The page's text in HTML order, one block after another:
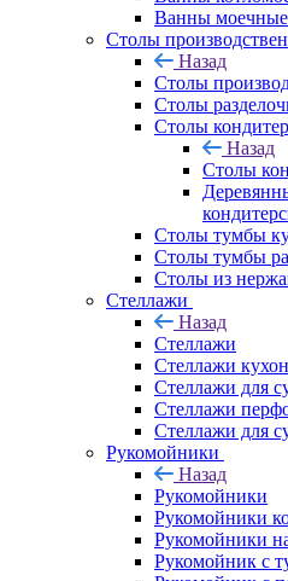
Ванны моечные
Столы
Назад
Столы
Столы
Столы
Назад
Столы
Столы тумбы
Столы тумбы
Столы из
Стеллажи
Назад
Стеллажи
Стеллажи
Стеллажи для
Стеллажи
Стеллажи для
Рукомойники
Назад
Рукомойники
Рукомойники
Рукомойники
Рукомойник с